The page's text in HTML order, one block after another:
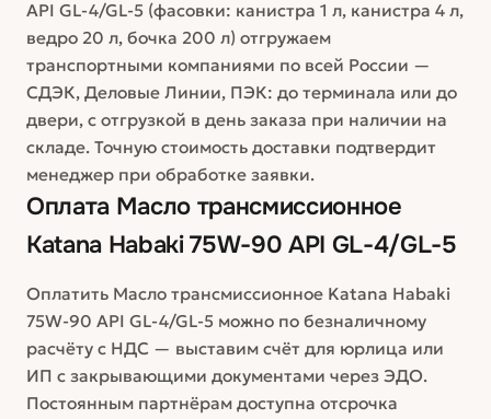
API GL-4/GL-5 (фасовки: канистра 1 л, канистра 4 л,
ведро 20 л, бочка 200 л) отгружаем
транспортными компаниями по всей России —
СДЭК, Деловые Линии, ПЭК: до терминала или до
двери, с отгрузкой в день заказа при наличии на
складе. Точную стоимость доставки подтвердит
менеджер при обработке заявки.
Оплата Масло трансмиссионное
Katana Habaki 75W-90 API GL-4/GL-5
Оплатить Масло трансмиссионное Katana Habaki
75W-90 API GL-4/GL-5 можно по безналичному
расчёту с НДС — выставим счёт для юрлица или
ИП с закрывающими документами через ЭДО.
Постоянным партнёрам доступна отсрочка